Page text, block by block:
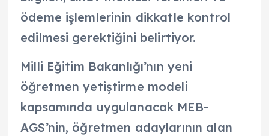
ödeme işlemlerinin dikkatle kontrol
edilmesi gerektiğini belirtiyor.
Milli Eğitim Bakanlığı’nın yeni
öğretmen yetiştirme modeli
kapsamında uygulanacak MEB-
AGS’nin, öğretmen adaylarının alan